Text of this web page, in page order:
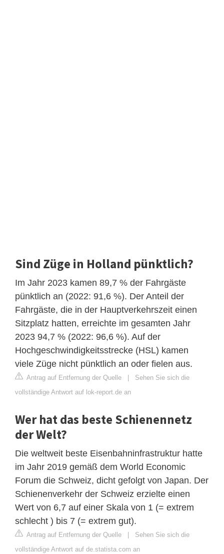
Sind Züge in Holland pünktlich?
Im Jahr 2023 kamen 89,7 % der Fahrgäste
pünktlich an (2022: 91,6 %). Der Anteil der
Fahrgäste, die in der Hauptverkehrszeit einen
Sitzplatz hatten, erreichte im gesamten Jahr
2023 94,7 % (2022: 96,6 %). Auf der
Hochgeschwindigkeitsstrecke (HSL) kamen
viele Züge nicht pünktlich an oder fielen aus.
Antrag auf Entfernung der Quelle | Sehen Sie sich die
vollständige Antwort auf lok-report.de an
Wer hat das beste Schienennetz
der Welt?
Die weltweit beste Eisenbahninfrastruktur hatte
im Jahr 2019 gemäß dem World Economic
Forum die Schweiz, dicht gefolgt von Japan. Der
Schienenverkehr der Schweiz erzielte einen
Wert von 6,7 auf einer Skala von 1 (= extrem
schlecht ) bis 7 (= extrem gut).
Antrag auf Entfernung der Quelle | Sehen Sie sich die
vollständige Antwort auf de.statista.com an